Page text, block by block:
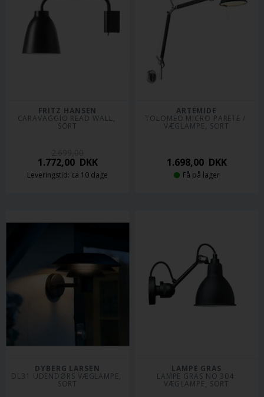
FRITZ HANSEN
CARAVAGGIO READ WALL,
SORT
1.772,00DKK
Leveringstid: ca 10 dage
ARTEMIDE
TOLOMEO MICRO PARETE /
VÆGLAMPE, SORT
1.698,00DKK
Få på lager
DYBERG LARSEN
DL31 UDENDØRS VÆGLAMPE,
SORT
LAMPE GRAS
LAMPE GRAS NO 304
VÆGLAMPE, SORT